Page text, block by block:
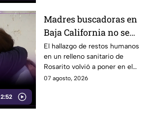
2:52
Madres buscadoras en
Baja California no se
detienen: hallazgo de
restos humanos
reaviva la
preocupación
El hallazgo de restos humanos
en un relleno sanitario de
Rosarito volvió a poner en el
centro la labor de las madres
07 agosto, 2026